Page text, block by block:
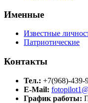
Именные
Известные
Патриотические
Контакты
Тел.: +7(968)-439-
E-Mail:
График работы: